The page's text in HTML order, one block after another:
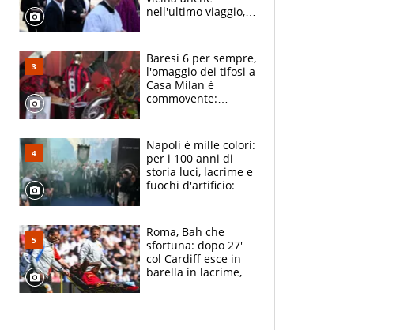
nell'ultimo viaggio,
circondati
dall'affetto dei tifosi
Baresi 6 per sempre,
l'omaggio dei tifosi a
Casa Milan è
commovente:
bigliettini
Napoli è mille colori:
per i 100 anni di
storia luci, lacrime e
fuochi d'artificio: De
Roma, Bah che
sfortuna: dopo 27'
col Cardiff esce in
barella in lacrime,